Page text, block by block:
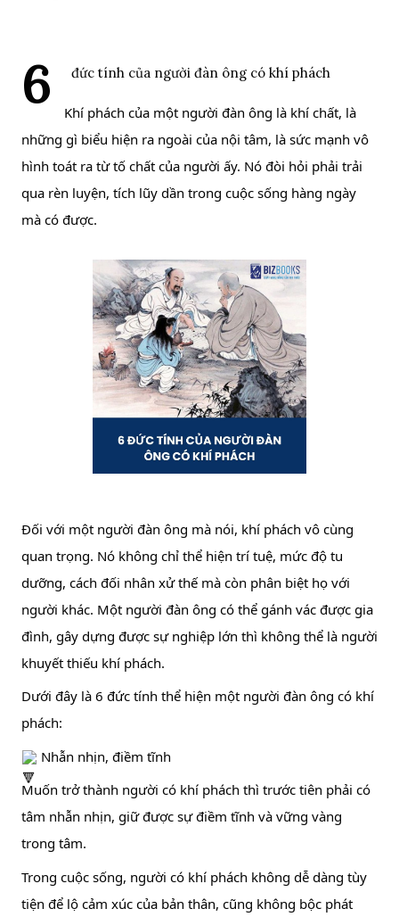
6 đức tính của người đàn ông có khí phách
Khí phách của một người đàn ông là khí chất, là
những gì biểu hiện ra ngoài của nội tâm, là sức mạnh vô
hình toát ra từ tố chất của người ấy. Nó đòi hỏi phải trải
qua rèn luyện, tích lũy dần trong cuộc sống hàng ngày
mà có được.
Đối với một người đàn ông mà nói, khí phách vô cùng
quan trọng. Nó không chỉ thể hiện trí tuệ, mức độ tu
dưỡng, cách đối nhân xử thế mà còn phân biệt họ với
người khác. Một người đàn ông có thể gánh vác được gia
đình, gây dựng được sự nghiệp lớn thì không thể là người
khuyết thiếu khí phách.
Dưới đây là 6 đức tính thể hiện một người đàn ông có khí
phách:
Nhẫn nhịn, điềm tĩnh
Muốn trở thành người có khí phách thì trước tiên phải có
tâm nhẫn nhịn, giữ được sự điềm tĩnh và vững vàng
trong tâm.
Trong cuộc sống, người có khí phách không dễ dàng tùy
tiện để lộ cảm xúc của bản thân, cũng không bộc phát